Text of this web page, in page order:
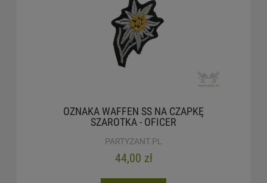
OZNAKA WAFFEN SS NA CZAPKĘ
SZAROTKA - OFICER
PARTYZANT.PL
44,00 zł